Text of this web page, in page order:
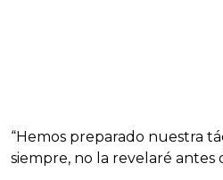
“Hemos preparado nuestra
siempre, no la revelaré antes